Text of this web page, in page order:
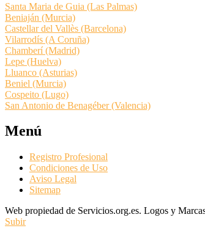
Santa Maria de Guia (Las Palmas)
Beniaján (Murcia)
Castellar del Vallès (Barcelona)
Vilarrodís (A Coruña)
Chamberí (Madrid)
Lepe (Huelva)
Lluanco (Asturias)
Beniel (Murcia)
Cospeito (Lugo)
San Antonio de Benagéber (Valencia)
Menú
Registro Profesional
Condiciones de Uso
Aviso Legal
Sitemap
Web propiedad de Servicios.org.es. Logos y
Subir